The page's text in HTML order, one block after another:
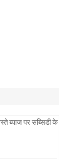
ब्याज पर सब्सिडी के